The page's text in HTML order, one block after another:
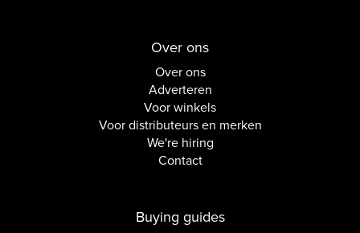
Over ons
Over ons
Adverteren
Voor winkels
Voor distributeurs en merken
We're hiring
Contact
Buying guides